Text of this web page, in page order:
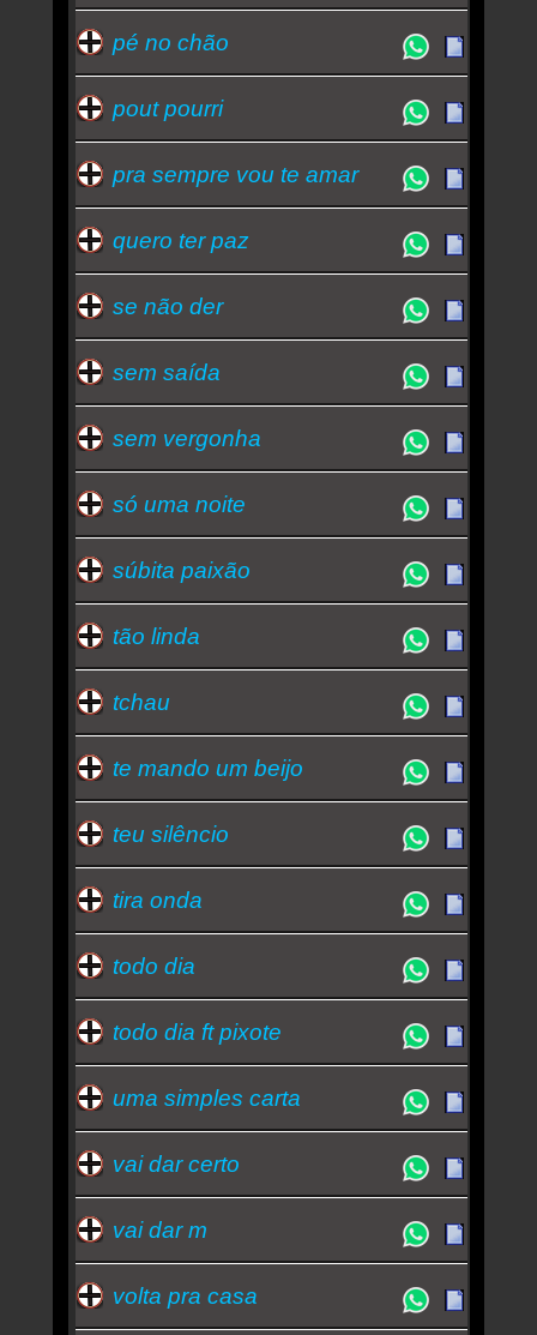
pé no chão
pout pourri
pra sempre vou te amar
quero ter paz
se não der
sem saída
sem vergonha
só uma noite
súbita paixão
tão linda
tchau
te mando um beijo
teu silêncio
tira onda
todo dia
todo dia ft pixote
uma simples carta
vai dar certo
vai dar m
volta pra casa